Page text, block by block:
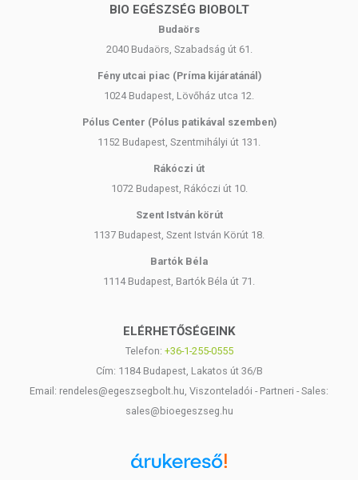
BIO EGÉSZSÉG BIOBOLT
Budaörs
2040 Budaörs, Szabadság út 61.
Fény utcai piac (Príma kijáratánál)
1024 Budapest, Lövőház utca 12.
Pólus Center (Pólus patikával szemben)
1152 Budapest, Szentmihályi út 131.
Rákóczi út
1072 Budapest, Rákóczi út 10.
Szent István körút
1137 Budapest, Szent István Körút 18.
Bartók Béla
1114 Budapest, Bartók Béla út 71.
ELÉRHETŐSÉGEINK
Telefon: +36-1-255-0555
Cím: 1184 Budapest, Lakatos út 36/B
Email: rendeles@egeszsegbolt.hu, Viszonteladói - Partneri - Sales:
sales@bioegeszseg.hu